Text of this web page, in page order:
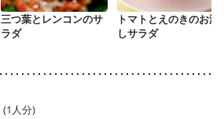
三つ葉とレンコンのサ
ラダ
トマトとえのきのお浸
しサラダ
(1人分)